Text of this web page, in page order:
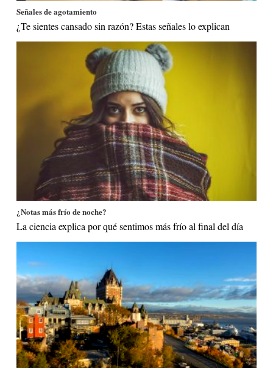
Señales de agotamiento
¿Te sientes cansado sin razón? Estas señales lo explican
¿Notas más frío de noche?
La ciencia explica por qué sentimos más frío al final del día